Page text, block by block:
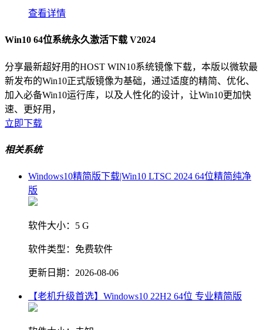
查看详情
Win10 64位系统永久激活下载 V2024
分享最新超好用的HOST WIN10系统镜像下载，本版以微软最
新发布的Win10正式版镜像为基础，通过适度的精简、优化、
加入必备Win10运行库，以及人性化的设计，让Win10更加快
速、更好用，
立即下载
相关系统
Windows10精简版下载|Win10 LTSC 2024 64位精简纯净
版
软件大小： 5 G
软件类型： 免费软件
更新日期： 2026-08-06
【老机升级首选】Windows10 22H2 64位 专业精简版